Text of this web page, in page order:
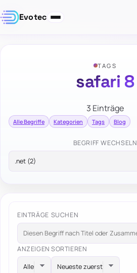
Evotec
TAGS
safari 8
3 Einträge
Alle Begriffe Kategorien Tags Blog
BEGRIFF WECHSELN
EINTRÄGE SUCHEN
ANZEIGEN SORTIEREN